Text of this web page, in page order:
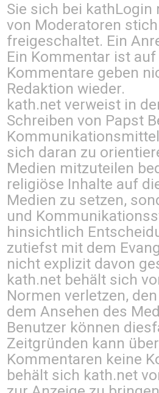
Sie sich bei kathLogin
von Moderatoren
freigeschaltet. Ein
Ein Kommentar ist
Kommentare geben
Redaktion wieder.
kath.net verweist in
Schreiben von Papst
sich daran zu
Medien mitzuteilen
religiöse Inhalte auf
Medien zu setzen,
und
hinsichtlich
zutiefst mit dem
nicht explizit davon
kath.net behält sich
Normen verletzen,
dem Ansehen des
Benutzer können
Zeitgründen kann
Kommentaren keine
behält sich kath.net